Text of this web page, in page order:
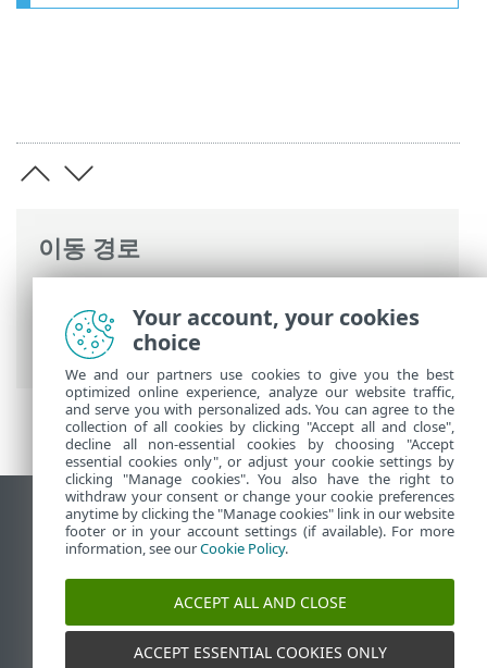
이동 경로
고급 설정
>메일 전송 보호 >메일 전송 보
호 구성> 에이전트 순위 설정
데스크톱 사이트 보기
End of Life
ESET 지식 베이스
ESET Status Portal
Your account, your cookies
choice
We and our partners use cookies to give you the best
optimized online experience, analyze our website traffic,
and serve you with personalized ads. You can agree to the
collection of all cookies by clicking "Accept all and close",
decline all non-essential cookies by choosing "Accept
essential cookies only", or adjust your cookie settings by
clicking "Manage cookies". You also have the right to
withdraw your consent or change your cookie preferences
anytime by clicking the "Manage cookies" link in our website
footer or in your account settings (if available). For more
information, see ourCookie Policy.
ACCEPT ALL AND CLOSE
ACCEPT ESSENTIAL COOKIES ONLY